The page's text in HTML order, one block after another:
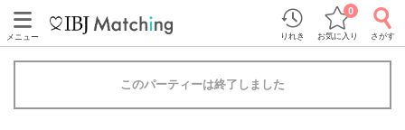
メニュー りれき お気に入り
0
さがす
このパーティーは終了しました